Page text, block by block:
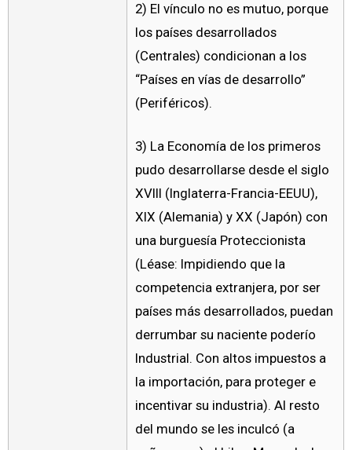
2) El vínculo no es mutuo, porque
los países desarrollados
(Centrales) condicionan a los
“Países en vías de desarrollo”
(Periféricos).
3) La Economía de los primeros
pudo desarrollarse desde el siglo
XVIII (Inglaterra-Francia-EEUU),
XIX (Alemania) y XX (Japón) con
una burguesía Proteccionista
(Léase: Impidiendo que la
competencia extranjera, por ser
países más desarrollados, puedan
derrumbar su naciente poderío
Industrial. Con altos impuestos a
la importación, para proteger e
incentivar su industria). Al resto
del mundo se les inculcó (a